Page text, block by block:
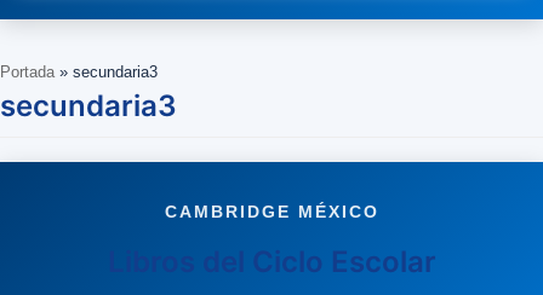
Portada» secundaria3
secundaria3
CAMBRIDGE MÉXICO
Libros del Ciclo Escolar